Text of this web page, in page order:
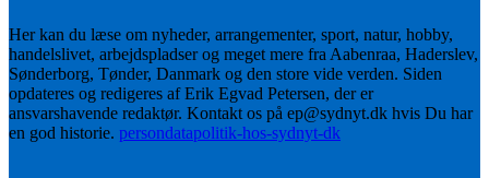
Her kan du læse om nyheder, arrangementer, sport, natur, hobby,
handelslivet, arbejdspladser og meget mere fra Aabenraa, Haderslev,
Sønderborg, Tønder, Danmark og den store vide verden. Siden
opdateres og redigeres af Erik Egvad Petersen, der er
ansvarshavende redaktør. Kontakt os på ep@sydnyt.dk hvis Du har
en god historie. persondatapolitik-hos-sydnyt-dk